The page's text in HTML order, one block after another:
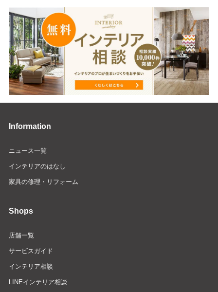
Information
ニュース一覧
インテリアのはなし
家具の修理・リフォーム
Shops
店舗一覧
サービスガイド
インテリア相談
LINEインテリア相談